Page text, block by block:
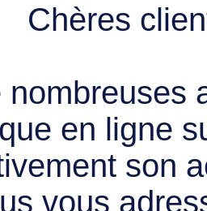
Chères
nombreuses
en ligne
son
vous